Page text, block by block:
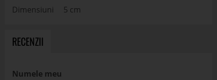
Dimensiuni 5 cm
RECENZII
Numele meu